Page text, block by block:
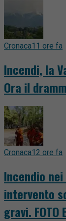
Cronaca11 ore fa
Incendi, la
Ora il
Cronaca12 ore fa
Incendio
intervento
gravi. FOTO